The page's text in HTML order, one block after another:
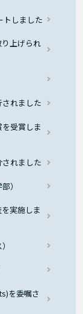
トしました
上げられ
れました
受賞しま
れました
）
実施しま
を委嘱さ